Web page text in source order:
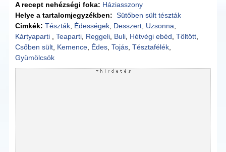
A recept nehézségi foka: Háziasszony
Helye a tartalomjegyzékben: Sütőben sült tészták
Cimkék: Tészták Édességek Desszert Uzsonna
Kártyaparti
,Teaparti Reggeli Buli Hétvégi ebéd ,Töltött
Csőben sült Kemence Édes ,Tojás ,Tésztafélék
Gyümölcsök